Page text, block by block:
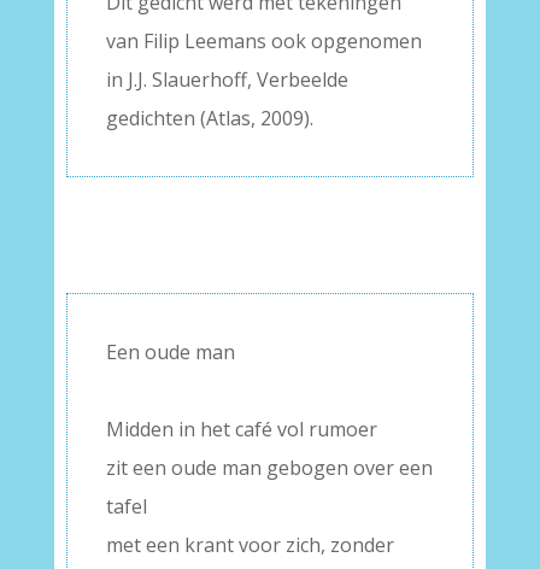
van Filip Leemans ook opgenomen
in J.J. Slauerhoff, Verbeelde
gedichten (Atlas, 2009).
Een oude man
Midden in het café vol rumoer
zit een oude man gebogen over een
tafel
met een krant voor zich, zonder